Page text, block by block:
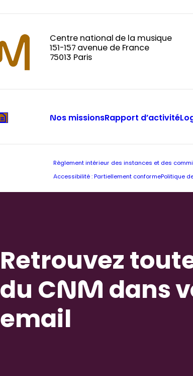
Centre national de la musique
151-157 avenue de France
75013 Paris
Nos missionsRapport d’activité
Règlement intérieur des instances et des
Accessibilité : Partiellement conformePolitique
Retrouvez
du CNM dans
email